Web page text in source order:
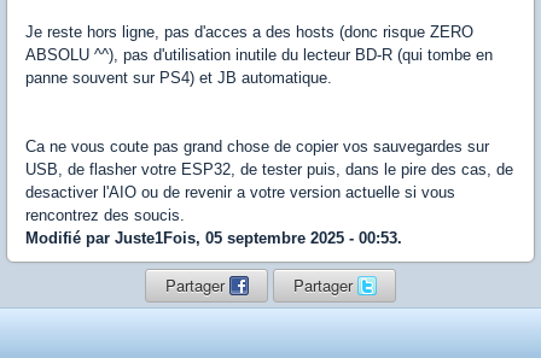
Je reste hors ligne, pas d'acces a des hosts (donc risque ZERO
ABSOLU ^^), pas d'utilisation inutile du lecteur BD-R (qui tombe en
panne souvent sur PS4) et JB automatique.
Ca ne vous coute pas grand chose de copier vos sauvegardes sur
USB, de flasher votre ESP32, de tester puis, dans le pire des cas, de
desactiver l'AIO ou de revenir a votre version actuelle si vous
rencontrez des soucis.
Modifié par Juste1Fois, 05 septembre 2025 - 00:53.
Partager Partager